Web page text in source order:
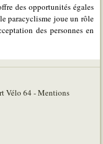
des opportunités égales
paracyclisme joue un rôle
des personnes en
Vélo 64 - Mentions